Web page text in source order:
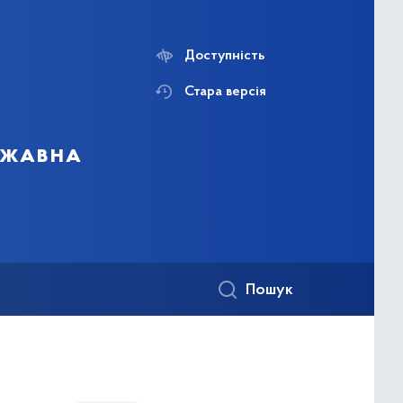
Доступність
Стара версія
Пошук